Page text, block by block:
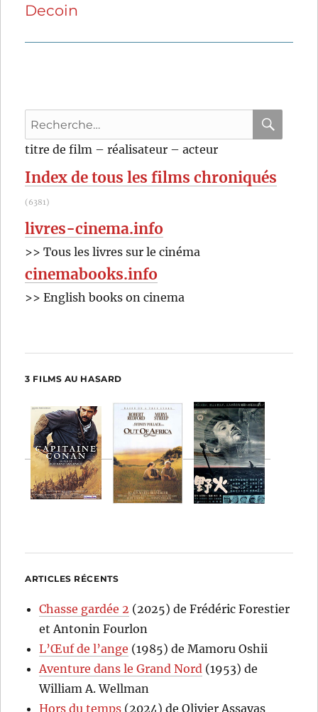
suivante :
Decoin
Recherche
pour
:
titre de film – réalisateur – acteur
Index de tous les films chroniqués
(6381)
livres-cinema.info
>> Tous les livres sur le cinéma
cinemabooks.info
>> English books on cinema
3 FILMS AU HASARD
ARTICLES RÉCENTS
Chasse gardée 2 (2025) de Frédéric Forestier
et Antonin Fourlon
L’Œuf de l’ange (1985) de Mamoru Oshii
Aventure dans le Grand Nord (1953) de
William A. Wellman
Hors du temps (2024) de Olivier Assayas